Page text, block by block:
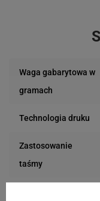
Waga gabarytowa w
gramach
Technologia druku
Zastosowanie
taśmy